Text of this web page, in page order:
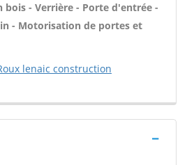
bois - Verrière - Porte d'entrée -
- Motorisation de portes et
lenaic construction